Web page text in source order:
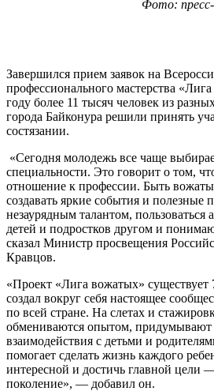
Фото:
Завершился прием заявок на
профессионального мастерства
году более 11 тысяч человек из
города Байконура решили принять
состязании.
«Сегодня молодежь все чаще
специальности. Это говорит о том,
отношение к профессии. Быть
создавать яркие события и полезные
незаурядным талантом, пользоваться
детей и подростков другом и
сказал Министр просвещения
Кравцов.
«Проект «Лига вожатых» существует
создал вокруг себя настоящее
по всей стране. На слетах и
обмениваются опытом,
взаимодействия с детьми и
помогает сделать жизнь каждого
интересной и достичь главной цели
поколение», — добавил он.